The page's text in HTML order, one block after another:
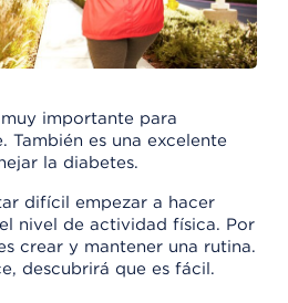
importante para
También es una excelente
la diabetes.
difícil empezar a hacer
nivel de actividad física. Por
crear y mantener una rutina.
descubrirá que es fácil.